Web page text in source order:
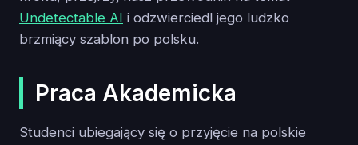
Undetectable AI i odzwierciedl jego ludzko
brzmiący szablon po polsku.
Praca Akademicka
Studenci ubiegający się o przyjęcie na polskie